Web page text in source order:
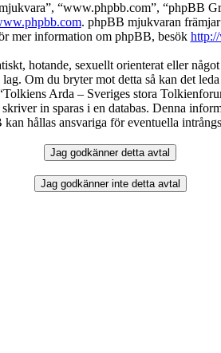
“www.phpbb.com”, “phpBB
. phpBB mjukvaran främjar
mer information om phpBB, besök
hotande, sexuellt orienterat eller
Om du bryter mot detta så kan det
Arda – Sveriges stora
in sparas i en databas. Denna
hållas ansvariga för eventuella